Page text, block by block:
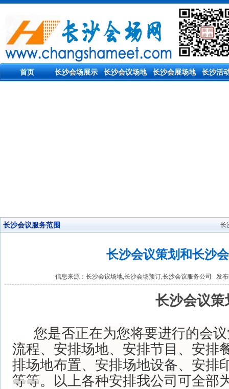
首页 长沙会场展示 长沙会议场地 长沙会展场地 长沙活
长沙会议服务范围 长
长沙会议策划和长沙
信息来源：长沙会议场地,长沙会场预订,长沙会议服务公司 发布
长沙会议策
您是否正在为您将要进行的会
流程、安排场地、安排节目、安排
排场地布置、安排场地设备、安排
等等。以上各种安排我公司可全部